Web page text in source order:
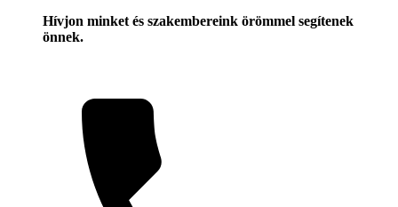
Hívjon minket és szakembereink örömmel segítenek
önnek.